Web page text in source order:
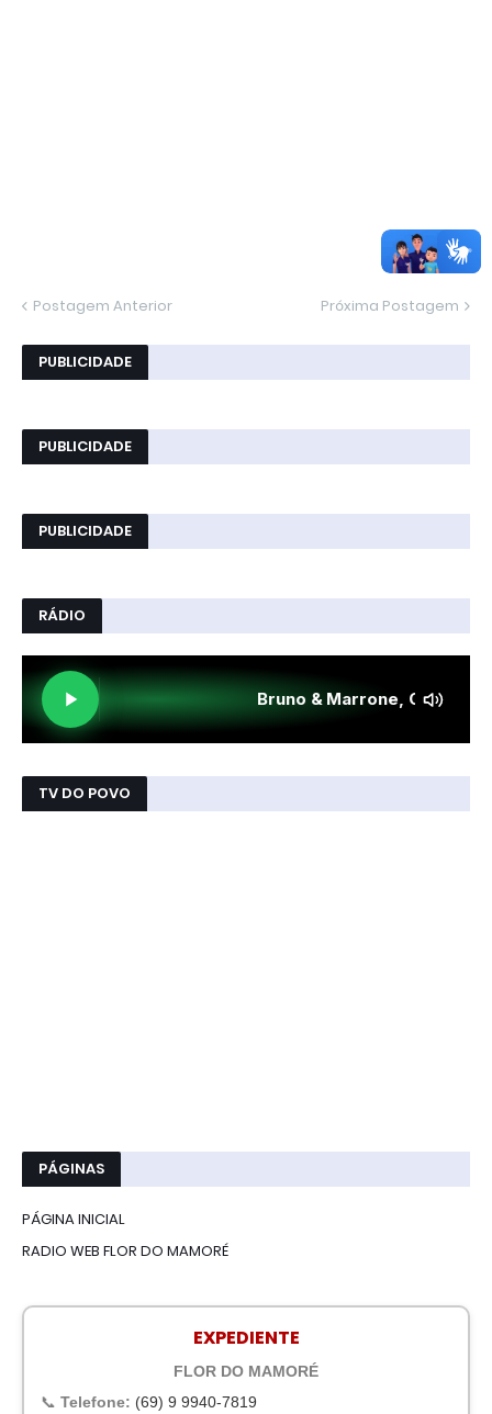
Postagem Anterior Próxima Postagem
PUBLICIDADE
PUBLICIDADE
PUBLICIDADE
RÁDIO
TV DO POVO
PÁGINAS
PÁGINA INICIAL
RADIO WEB FLOR DO MAMORÉ
EXPEDIENTE
FLOR DO MAMORÉ
📞 Telefone: (69) 9 9940-7819